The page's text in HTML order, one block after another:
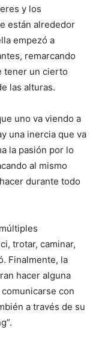
y los
están alrededor
empezó a
remarcando
tener un cierto
las alturas.
uno va viendo a
una inercia que va
la pasión por lo
al mismo
durante todo
trotar, caminar,
Finalmente, la
hacer alguna
con
a través de su